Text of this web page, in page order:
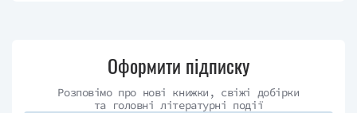
Оформити підписку
Розповімо про нові книжки, свіжі добірки
та головні літературні події